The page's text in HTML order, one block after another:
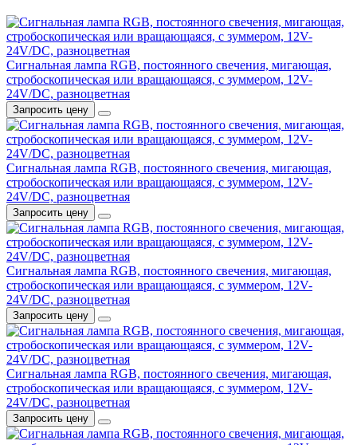
Сигнальная лампа RGB, постоянного свечения, мигающая,
стробоскопическая или вращающаяся, с зуммером, 12V-
24V/DC, разноцветная
Запросить цену
Сигнальная лампа RGB, постоянного свечения, мигающая,
стробоскопическая или вращающаяся, с зуммером, 12V-
24V/DC, разноцветная
Запросить цену
Сигнальная лампа RGB, постоянного свечения, мигающая,
стробоскопическая или вращающаяся, с зуммером, 12V-
24V/DC, разноцветная
Запросить цену
Сигнальная лампа RGB, постоянного свечения, мигающая,
стробоскопическая или вращающаяся, с зуммером, 12V-
24V/DC, разноцветная
Запросить цену